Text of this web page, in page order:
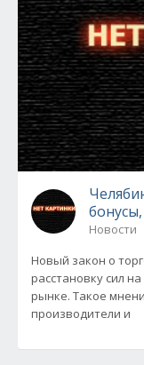
Новости
Новый закон о
расстановку сил
рынке. Такое
производители и